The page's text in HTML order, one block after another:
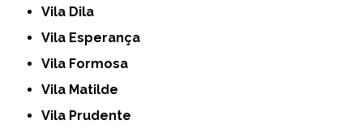
Vila Dila
Vila Esperança
Vila Formosa
Vila Matilde
Vila Prudente